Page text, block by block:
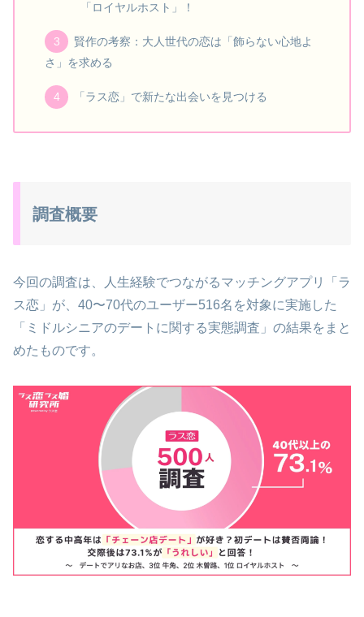
「ロイヤルホスト」！
賢作の考察：大人世代の恋は「飾らない心地よ
さ」を求める
「ラス恋」で新たな出会いを見つける
調査概要
今回の調査は、人生経験でつながるマッチングアプリ「ラ
ス恋」が、40〜70代のユーザー516名を対象に実施した
「ミドルシニアのデートに関する実態調査」の結果をまと
めたものです。